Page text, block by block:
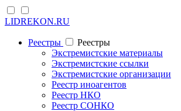
LIDREKON.RU
Реестры
Реестры
Экстремистские материалы
Экстремистские ссылки
Экстремистские организации
Реестр иноагентов
Реестр НКО
Реестр СОНКО